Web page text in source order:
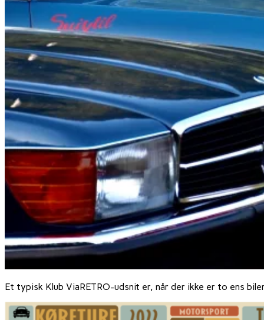
Et typisk Klub ViaRETRO-udsnit er, når der ikke er to ens